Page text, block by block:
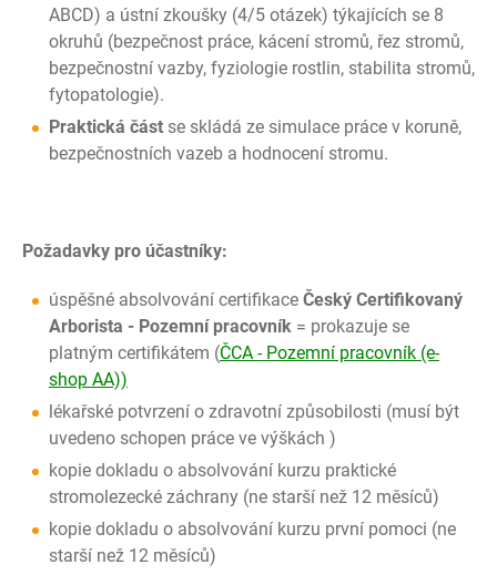
ABCD) a ústní zkoušky (4/5 otázek) týkajících se 8
okruhů (bezpečnost práce, kácení stromů, řez stromů,
bezpečnostní vazby, fyziologie rostlin, stabilita stromů,
fytopatologie).
Praktická část se skládá ze simulace práce v koruně,
bezpečnostních vazeb a hodnocení stromu.
Požadavky pro účastníky:
úspěšné absolvování certifikace Český Certifikovaný
Arborista - Pozemní pracovník = prokazuje se
platným certifikátem (ČCA - Pozemní pracovník (e-
shop AA))
lékařské potvrzení o zdravotní způsobilosti (musí být
uvedeno schopen práce ve výškách )
kopie dokladu o absolvování kurzu praktické
stromolezecké záchrany (ne starší než 12 měsíců)
kopie dokladu o absolvování kurzu první pomoci (ne
starší než 12 měsíců)